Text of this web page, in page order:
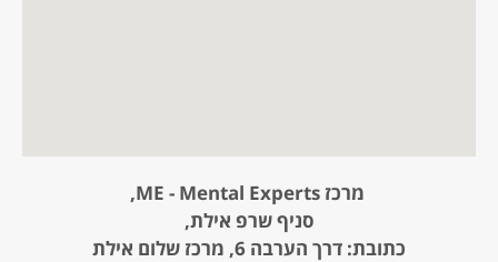
מרכז ME - Mental Experts,
סניף שרפ אילת,
כתובת: דרך הערבה 6, מרכז שלום אילת